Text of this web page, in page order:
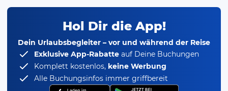
Hol Dir die App!
Dein Urlaubsbegleiter – vor und während der Reise
Exklusive App-Rabatte auf Deine Buchungen
Komplett kostenlos, keine Werbung
Alle Buchungsinfos immer griffbereit